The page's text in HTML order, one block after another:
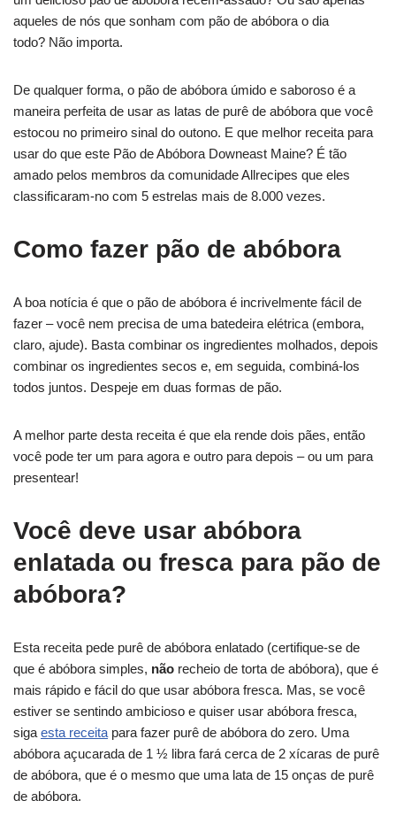
aqueles de nós que sonham com pão de abóbora o dia
todo? Não importa.
De qualquer forma, o pão de abóbora úmido e saboroso é a
maneira perfeita de usar as latas de purê de abóbora que você
estocou no primeiro sinal do outono. E que melhor receita para
usar do que este Pão de Abóbora Downeast Maine? É tão
amado pelos membros da comunidade Allrecipes que eles
classificaram-no com 5 estrelas mais de 8.000 vezes.
Como fazer pão de abóbora
A boa notícia é que o pão de abóbora é incrivelmente fácil de
fazer – você nem precisa de uma batedeira elétrica (embora,
claro, ajude). Basta combinar os ingredientes molhados, depois
combinar os ingredientes secos e, em seguida, combiná-los
todos juntos. Despeje em duas formas de pão.
A melhor parte desta receita é que ela rende dois pães, então
você pode ter um para agora e outro para depois – ou um para
presentear!
Você deve usar abóbora
enlatada ou fresca para pão de
abóbora?
Esta receita pede purê de abóbora enlatado (certifique-se de
que é abóbora simples, não recheio de torta de abóbora), que é
mais rápido e fácil do que usar abóbora fresca. Mas, se você
estiver se sentindo ambicioso e quiser usar abóbora fresca,
siga esta receita para fazer purê de abóbora do zero. Uma
abóbora açucarada de 1 ½ libra fará cerca de 2 xícaras de purê
de abóbora, que é o mesmo que uma lata de 15 onças de purê
de abóbora.